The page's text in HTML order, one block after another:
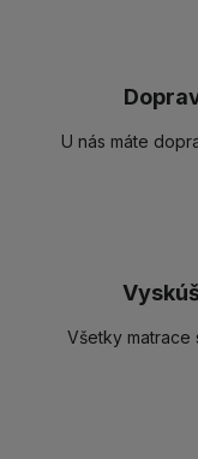
U nás máte
Všetky